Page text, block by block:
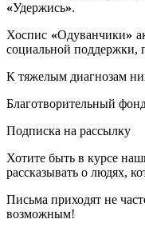
«Удержись».
Хоспис «Одуванчики»
социальной поддержки,
К тяжелым диагнозам
Благотворительный
Подписка на рассылку
Хотите быть в курсе
рассказывать о людях,
Письма приходят не
возможным!